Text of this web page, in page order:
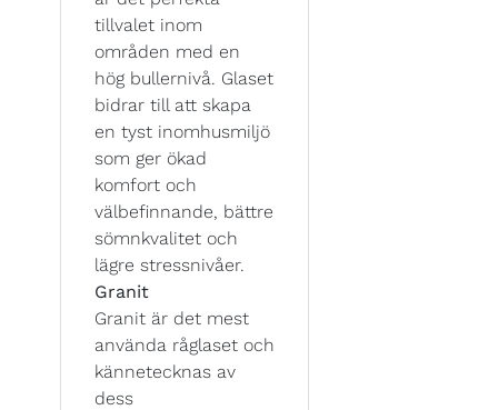
tillvalet inom
områden med en
hög bullernivå. Glaset
bidrar till att skapa
en tyst inomhusmiljö
som ger ökad
komfort och
välbefinnande, bättre
sömnkvalitet och
lägre stressnivåer.
Granit
Granit är det mest
använda råglaset och
kännetecknas av
dess